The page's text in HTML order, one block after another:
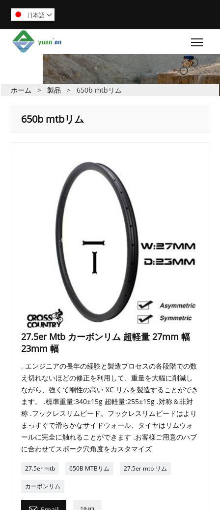
日本語 
ホーム > 製品 > 650b mtbリム
650b mtbリム
27.5er Mtb カーボンリム 超軽量 27mm 幅
23mm 幅
. エンジニアの長年の経験と製造プロセスの各段階での数
え切れないほどの修正を利用して、重量を大幅に削減し
ながら、強くて剛性の高い XC リムを製造することができ
ます。 .標準重量:340±15g 超軽量:255±15g .対称＆非対
称 .フックレスリムビード。フックレスリムビードはより
まっすぐで滑らかなサイドウォール、タイヤはリムウォ
ールに完全に触れることができます .お客様ご用意のハブ
に合わせてスポーク穴角度をカスタマイズ
27.5er mtb 650B MTBリム 27.5er mtb リム
カーボンリム